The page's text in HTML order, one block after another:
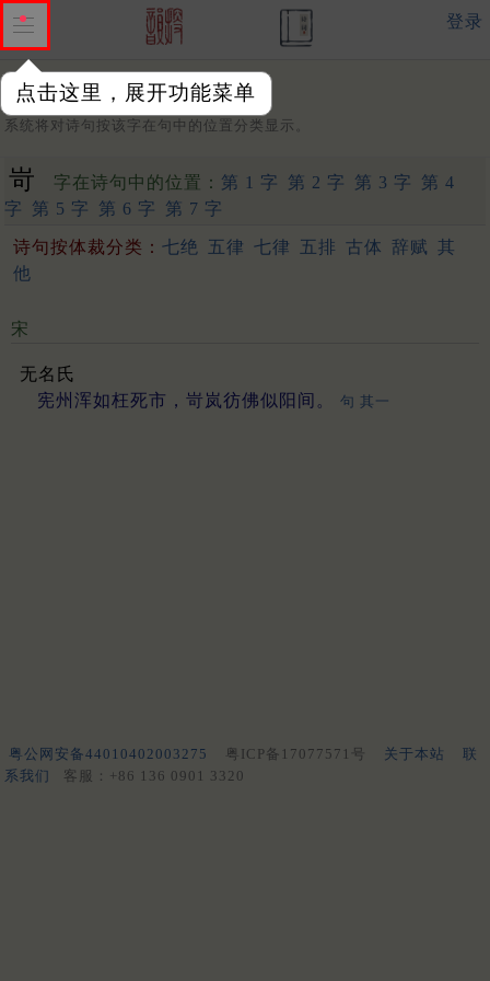
点击这里，展开功能菜单
登录
字：
系统将对诗句按该字在句中的位置分类显示。
岢 字在诗句中的位置： 第 1 字 第 2 字 第 3 字
第 4
字
第 5 字 第 6 字 第 7 字
诗句按体裁分类： 七绝 五律 七律 五排 古体 辞赋 其
他
宋
无名氏
宪州浑如枉死市，岢岚彷佛似阳间。
句 其一
粤公网安备44010402003275 粤ICP备17077571号 关于本站
联
系我们
客服：+86 136 0901 3320